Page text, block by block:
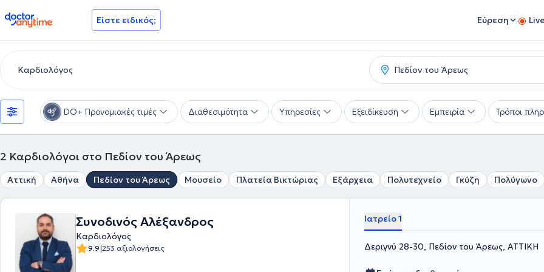
doctoranytime Είστε ειδικός; Εύρεση
DO+ Προνομιακές τιμές Διαθεσιμότητα Υπηρεσίες Εξειδίκευση Εμπειρία Τρόποι
2 Καρδιολόγοι στο Πεδίον του Άρεως
Αττική Αθήνα Πεδίον του Άρεως Μουσείο Πλατεία Βικτώριας Εξάρχεια Πολυτεχνείο Γκύζη Πολύγωνο
Συνοδινός Αλέξανδρος
Καρδιολόγος
9.9|253 αξιολογήσεις
Ιατρείο 1
Δεριγνύ 28-30, Πεδίον του Άρεως, ΑΤΤΙΚΗ